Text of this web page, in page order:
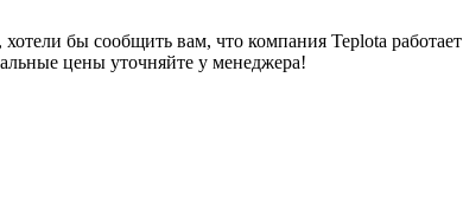
бы сообщить вам, что компания Teplota
цены уточняйте у менеджера!